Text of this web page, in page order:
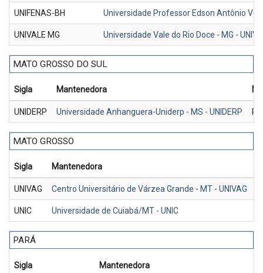
UNIFENAS-BH Universidade Professor Edson Antônio
UNIVALE MG Universidade Vale do Rio Doce - MG -
MATO GROSSO DO SUL
Sigla Mantenedora
UNIDERP Universidade Anhanguera-Uniderp - MS - UNIDERP
MATO GROSSO
Sigla Mantenedora
UNIVAG Centro Universitário de Várzea Grande - MT - UNIVAG
UNIC Universidade de Cuiabá/MT - UNIC
PARÁ
Sigla Mantenedora